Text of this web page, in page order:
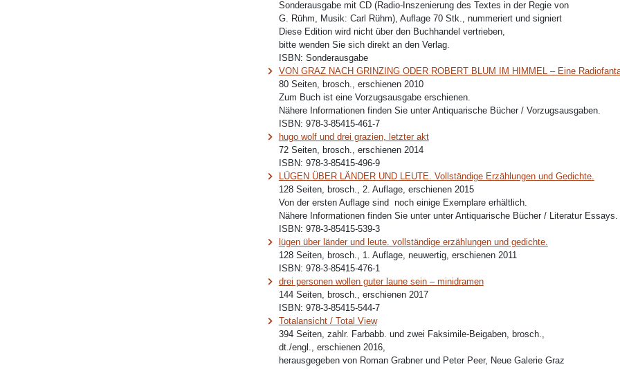
Sonderausgabe mit CD (Radio-Inszenierung des Textes in der Regie von
G. Rühm, Musik: Carl Rühm), Auflage 70 Stk., nummeriert und signiert
Diese Edition wird nicht über den Buchhandel vertrieben,
bitte wenden Sie sich direkt an den Verlag.
ISBN: Sonderausgabe
VON GRAZ NACH GRINZING ODER ROBERT BLUM IM HIMMEL – Eine
80 Seiten, brosch., erschienen 2010
Zum Buch ist eine Vorzugsausgabe erschienen.
Nähere Informationen finden Sie unter Antiquarische Bücher / Vorzugsausgaben.
ISBN: 978-3-85415-461-7
hugo wolf und drei grazien, letzter akt
72 Seiten, brosch., erschienen 2014
ISBN: 978-3-85415-496-9
LÜGEN ÜBER LÄNDER UND LEUTE. Vollständige Erzählungen und Gedichte.
128 Seiten, brosch., 2. Auflage, erschienen 2015
Von der ersten Auflage sind noch einige Exemplare erhältlich.
Nähere Informationen finden Sie unter unter Antiquarische Bücher / Literatur Essays.
ISBN: 978-3-85415-539-3
lügen über länder und leute. vollständige erzählungen und gedichte.
128 Seiten, brosch., 1. Auflage, neuwertig, erschienen 2011
ISBN: 978-3-85415-476-1
drei personen wollen guter laune sein – minidramen
144 Seiten, brosch., erschienen 2017
ISBN: 978-3-85415-544-7
Totalansicht / Total View
394 Seiten, zahlr. Farbabb. und zwei Faksimile-Beigaben, brosch.,
dt./engl., erschienen 2016,
herausgegeben von Roman Grabner und Peter Peer, Neue Galerie Graz